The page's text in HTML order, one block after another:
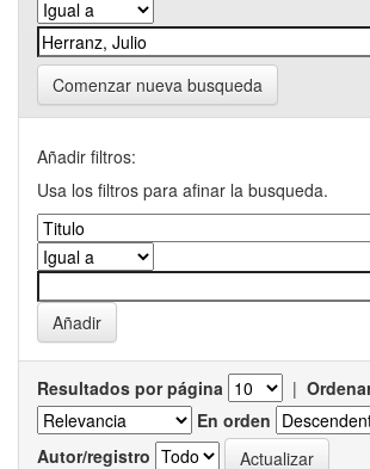
Comenzar nueva busqueda
Añadir filtros:
Usa los filtros para afinar la busqueda.
Resultados por página |
En orden
Autor/registro